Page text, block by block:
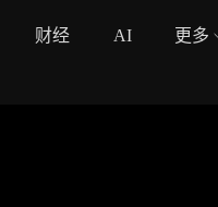
财经 AI 更多